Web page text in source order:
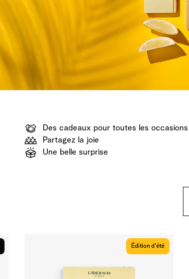
Des cadeaux pour toutes les occasions
Partagez la joie
Une belle surprise
Édition d'été